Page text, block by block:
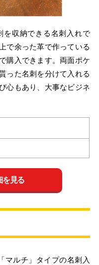
を収納できる名刺入れで
で余った革で作っている
購入できます。両面ポケ
った名刺を分けて入れる
心もあり、大事なビジネ
を見る
マルチ」タイプの名刺入